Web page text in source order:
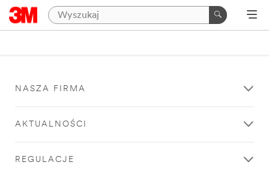
NASZA FIRMA
AKTUALNOŚCI
REGULACJE